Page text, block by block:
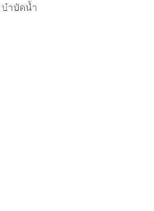
บำบัดน้ำ